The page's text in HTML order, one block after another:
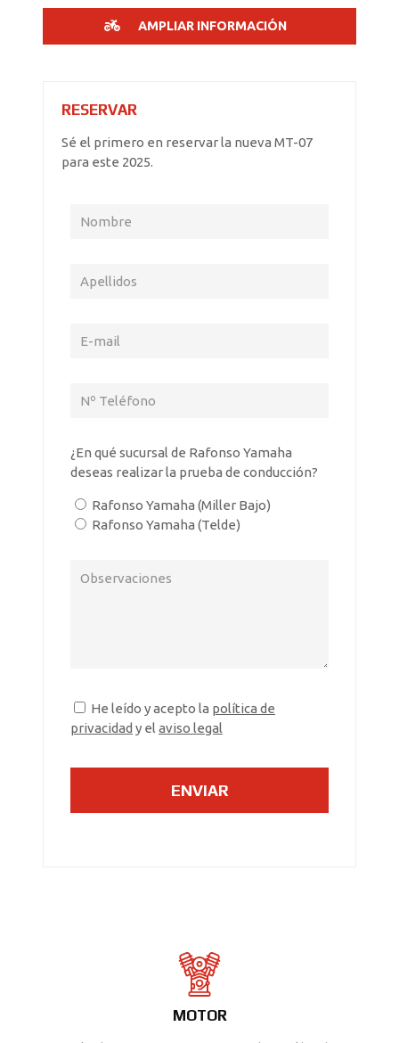
MOTOR
AMPLIAR INFORMACIÓN
RESERVAR
Sé el primero en reservar la nueva MT-07
para este 2025.
¿En qué sucursal de Rafonso Yamaha
deseas realizar la prueba de conducción?
Rafonso Yamaha (Miller Bajo)
Rafonso Yamaha (Telde)
He leído y acepto la política de
privacidad y el aviso legal